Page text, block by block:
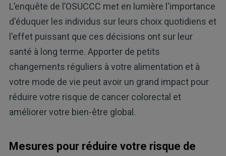
L’enquête de l’OSUCCC met en lumière l'importance
d'éduquer les individus sur leurs choix quotidiens et
l'effet puissant que ces décisions ont sur leur
santé à long terme. Apporter de petits
changements réguliers à votre alimentation et à
votre mode de vie peut avoir un grand impact pour
réduire votre risque de cancer colorectal et
améliorer votre bien-être global.
Mesures pour réduire votre risque de